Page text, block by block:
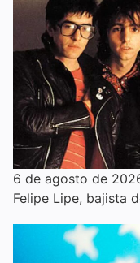
6 de agosto de
Felipe Lipe, bajista